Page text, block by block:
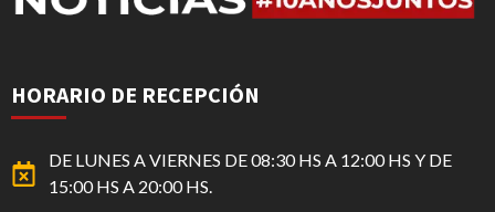
HORARIO DE RECEPCIÓN
DE LUNES A VIERNES DE 08:30 HS A 12:00 HS Y DE
15:00 HS A 20:00 HS.